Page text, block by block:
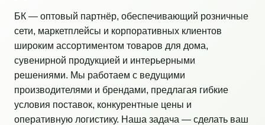
БК — оптовый партнёр, обеспечивающий розничные
сети, маркетплейсы и корпоративных клиентов
широким ассортиментом товаров для дома,
сувенирной продукцией и интерьерными
решениями. Мы работаем с ведущими
производителями и брендами, предлагая гибкие
условия поставок, конкурентные цены и
оперативную логистику. Наша задача — сделать ваш